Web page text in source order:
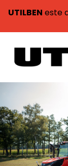
UTILBEN este